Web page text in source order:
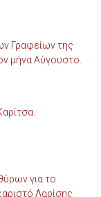
Γραφείων της
μήνα Αύγουστο.
για το
Λαρίσης